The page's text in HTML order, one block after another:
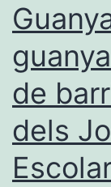
de
dels